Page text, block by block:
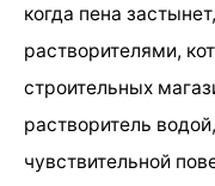
когда пена
растворителями,
строительных
растворитель
чувствительной